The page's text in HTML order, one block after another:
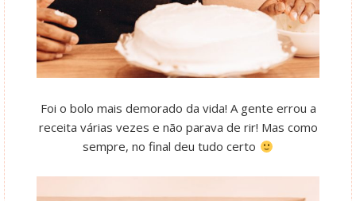
Foi o bolo mais demorado da vida! A gente errou a
receita várias vezes e não parava de rir! Mas como
sempre, no final deu tudo certo